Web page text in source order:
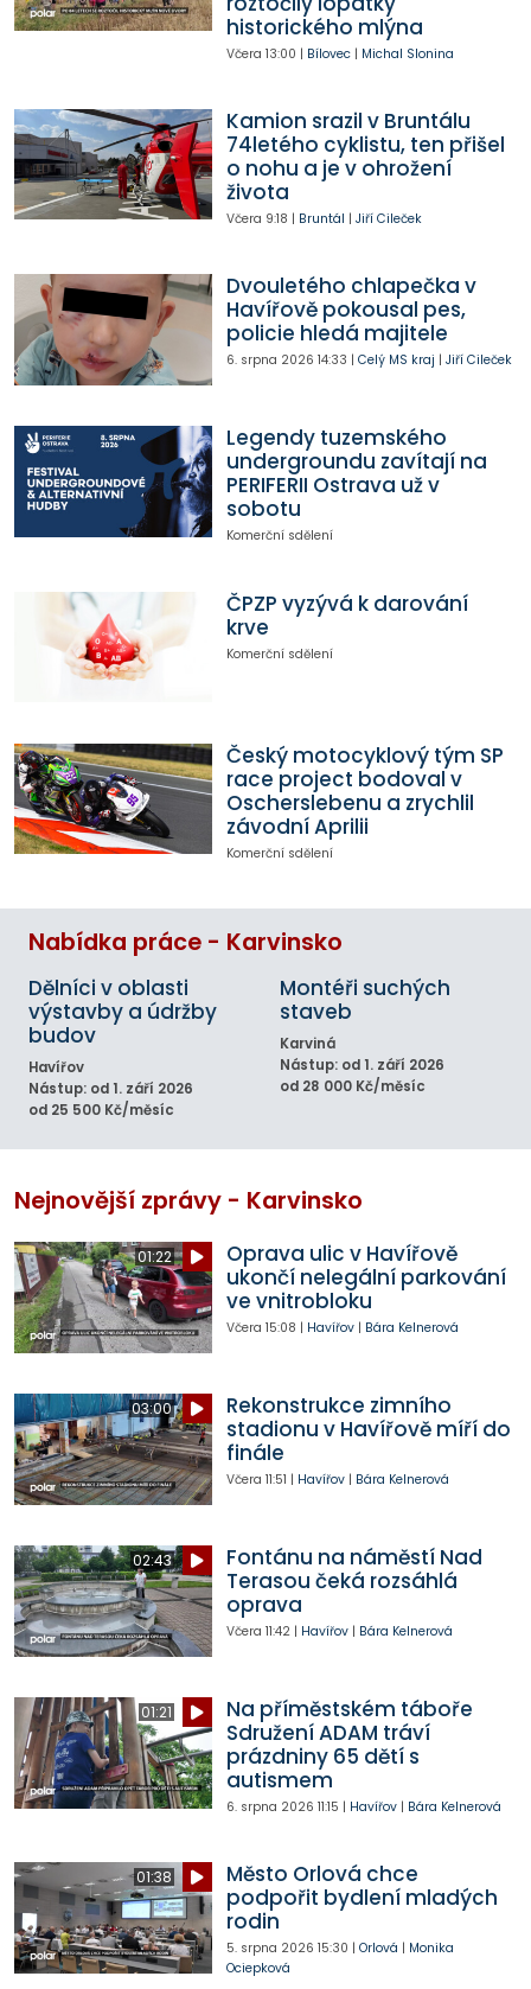
historického mlýna
Včera 13:00 | Bílovec| Michal Slonina
Kamion srazil v Bruntálu
74letého cyklistu, ten přišel
o nohu a je v ohrožení
života
Včera 9:18 | Bruntál | Jiří Cileček
Dvouletého chlapečka v
Havířově pokousal pes,
policie hledá majitele
6. srpna 2026 14:33 | Celý MS kraj | Jiří Cileček
Legendy tuzemského
undergroundu zavítají na
PERIFERII Ostrava už v
sobotu
Komerční sdělení
ČPZP vyzývá k darování
krve
Komerční sdělení
Český motocyklový tým SP
race project bodoval v
Oscherslebenu a zrychlil
závodní Aprilii
Komerční sdělení
Nabídka práce - Karvinsko
Dělníci v oblasti
výstavby a údržby
budov
Havířov
Nástup: od 1. září 2026
od 25 500 Kč/měsíc
Montéři suchých
staveb
Karviná
Nástup: od 1. září 2026
od 28 000 Kč/měsíc
Nejnovější zprávy - Karvinsko
01:22
Oprava ulic v Havířově
ukončí nelegální parkování
ve vnitrobloku
Včera 15:08 | Havířov| Bára Kelnerová
03:00
Rekonstrukce zimního
stadionu v Havířově míří do
finále
Včera 11:51 | Havířov| Bára Kelnerová
02:43
Fontánu na náměstí Nad
Terasou čeká rozsáhlá
oprava
Včera 11:42| Havířov| Bára Kelnerová
01:21
Na příměstském táboře
Sdružení ADAM tráví
prázdniny 65 dětí s
autismem
6. srpna 2026 11:15 | Havířov| Bára Kelnerová
01:38
Město Orlová chce
podpořit bydlení mladých
rodin
5. srpna 2026 15:30 | Orlová | Monika
Ociepková